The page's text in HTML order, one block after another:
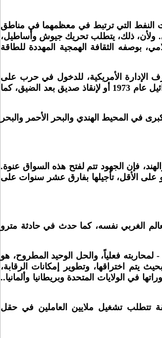
النفط التي ترتبط في معظمهما في مناطق
ولأن، ذلك، يتطلب تحريك جيوش وأساطيل،
بوصفه الثقافة الهمجية المهددة للطاقة
الإدارة الأمريكية، للدخول في حرب على
ثلاث جبهات مختلفة في آن واحد. واحدة منها، على الأقل، لإنقاذ صديق أثناء الضيق، كما حدث مع إسرائيل عام 1973 أو لإنقاذ صديق بعد الضيق، كما
في المحيط الهندي والبحر الأحمر والبحر
فإن الجهود تتم لفتح هذه السواق عنوة.
على الأقل، تأجيلها بفارق عشر سنوات على
الغربي نفسه، كما حدث في حادثة مترو
فعلياً، والحل الوحيد المطروح، هو
يتم اختراقها، وتطوير إمكانات الرقابة،
في الولايات المتحدة وبريطانيا وألمانيا..
تتطلب تشغيل ملايين العاملين في حقل